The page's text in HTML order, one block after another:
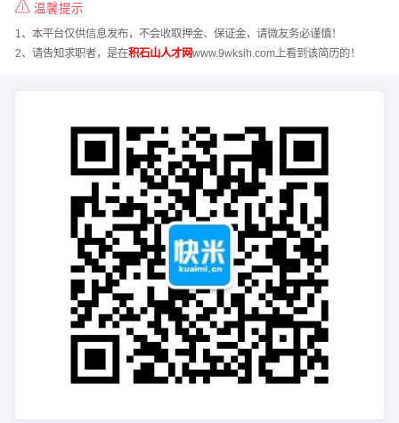
温馨提示
1、本平台仅供信息发布，不会收取押金、保证金，请微友务必谨慎！
2、请告知求职者，是在积石山人才网www.9wksih.com上看到该简历的！